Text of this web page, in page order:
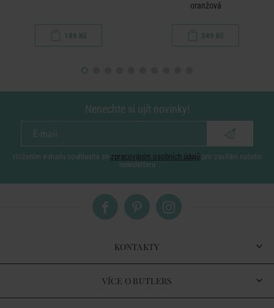
149 Kč
oranžová
349 Kč
Nenechte si ujít novinky!
vložením e-mailu souhlasíte se zpracováním osobních údajů pro zasílání našeho
newsletteru
KONTAKTY
VÍCE O BUTLERS